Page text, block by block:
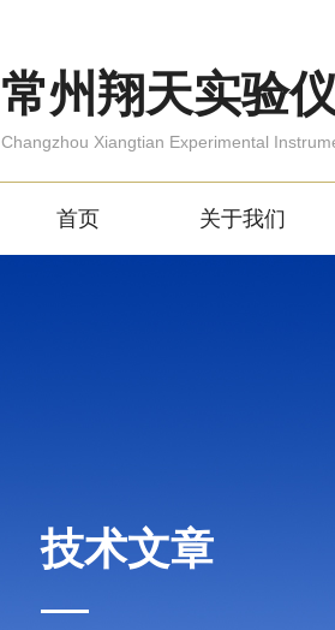
常州翔天实验
Changzhou Xiangtian Experimental
首页 关于我们
技术文章